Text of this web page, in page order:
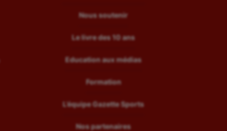
Nous soutenir
Le livre des 10 ans
Education aux médias
Formation
L’équipe Gazette Sports
Nos partenaires